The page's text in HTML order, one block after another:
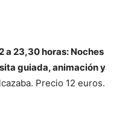
a 23,30 horas: Noches
guiada, animación y
Precio 12 euros.